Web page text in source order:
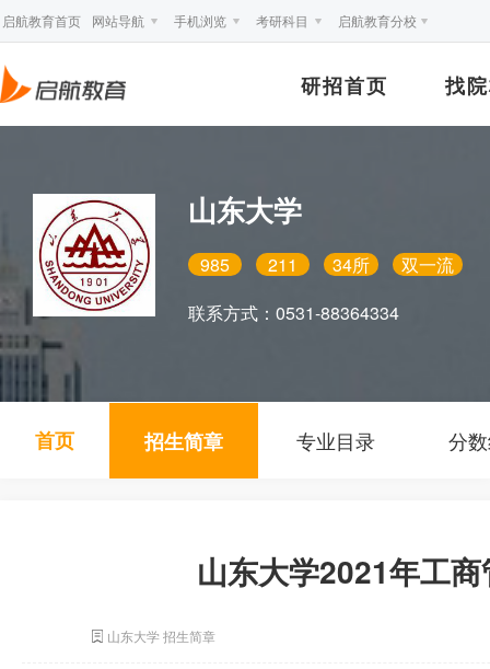
启航教育首页 网站导航 手机浏览 考研科目 启航教育分校
研招首页 找
山东大学
985 211 34所
双一流
联系方式： 0531-88364334
首页 招生简章 专业目录 分
山东大学2021年工
山东大学 招生简章